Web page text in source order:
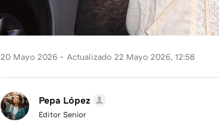
20 Mayo 2026 Actualizado 22 Mayo 2026, 12:58
Pepa López
Editor Senior